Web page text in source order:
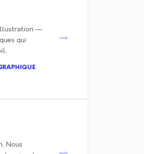
illustration —
qui
→
Nous